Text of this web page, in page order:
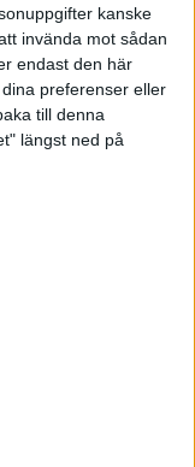
kanske
invända mot sådan
endast den här
preferenser eller
till denna
längst ned på
av säljkåren
. Det har inte
själv och mitt
kunden, jag
för